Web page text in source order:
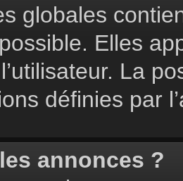
globales
Elles
La
définies par
annonces ?